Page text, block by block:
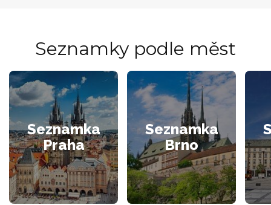
Seznamky podle měst
Seznamka
Praha
Seznamka
Brno